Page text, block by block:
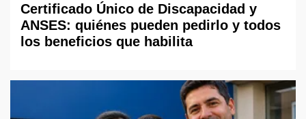
Certificado Único de Discapacidad y
ANSES: quiénes pueden pedirlo y todos
los beneficios que habilita